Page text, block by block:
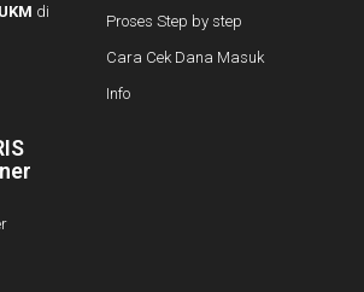
di
Proses Step by step
Cara Cek Dana Masuk
Info